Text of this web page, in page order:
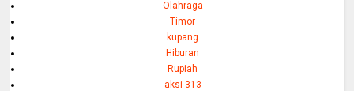
Olahraga
Timor
kupang
Hiburan
Rupiah
aksi 313